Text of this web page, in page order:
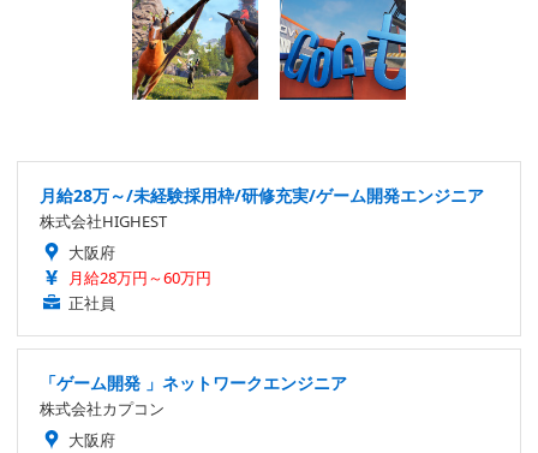
月給28万～/未経験採用枠/研修充実/ゲーム開発エンジニア
株式会社HIGHEST
大阪府
月給28万円～60万円
正社員
「ゲーム開発 」ネットワークエンジニア
株式会社カプコン
大阪府